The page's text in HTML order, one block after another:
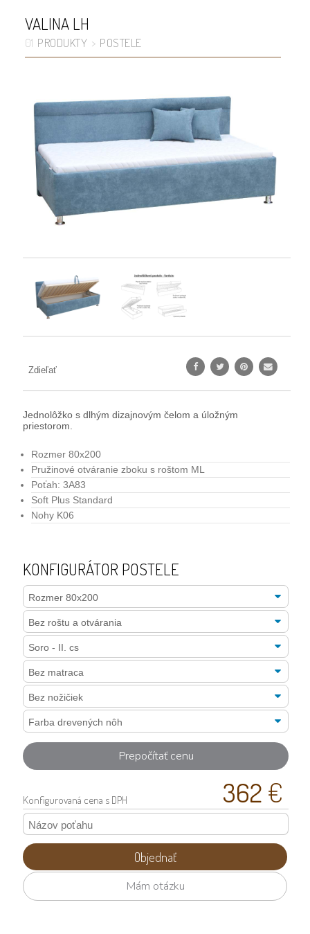
VALINA LH
01 PRODUKTY > POSTELE
Zdieľať
Jednolôžko s dlhým dizajnovým čelom a úložným
priestorom.
Rozmer 80x200
Pružinové otváranie zboku s roštom ML
Poťah: 3A83
Soft Plus Standard
Nohy K06
KONFIGURÁTOR POSTELE
Prepočítať cenu
Konfigurovaná cena s DPH 362 €
Objednať
Mám otázku